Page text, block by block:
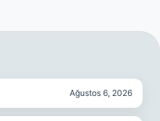
Ağustos 6, 2026